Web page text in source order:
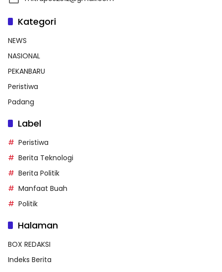
Kategori
NEWS
NASIONAL
PEKANBARU
Peristiwa
Padang
Label
Peristiwa
Berita Teknologi
Berita Politik
Manfaat Buah
Politik
Halaman
BOX REDAKSI
Indeks Berita